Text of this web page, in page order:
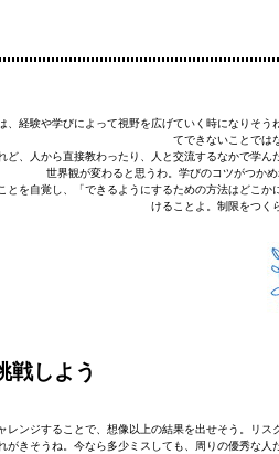
、経験や学びによって視野を広げていく時になりそ
てできないことでは
ど、人から直接教わったり、人と交流するなかで学
世界観が変わると思うわ。学びのコツがつか
とを自覚し、「できるようにするための方法はどこ
けることよ。制限をつく
戦しよう
レンジすることで、想像以上の結果を出せそう。リ
がきそうね。今なら多少ミスしても、周りの優秀な